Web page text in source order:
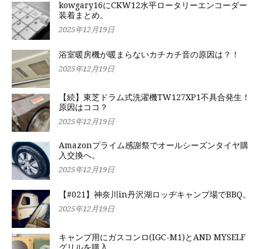
kowgary16にCKW12水平ロータリーエンコーダー
装着まとめ。
2025年12月19日
浴室暖房機が暖まらないカチカチ音の原因は？！
2025年12月19日
【続】東芝ドラム式洗濯機TW127XP1不具合発生！
原因はココ？
2025年12月19日
Amazonプライム感謝祭でオールシーズンタイヤ購
入交換へ。
2025年12月19日
【#021】神奈川in丹沢湖ロッヂキャンプ場でBBQ。
2025年12月19日
キャンプ用にガスコンロ(IGC-M1)とAND MYSELF